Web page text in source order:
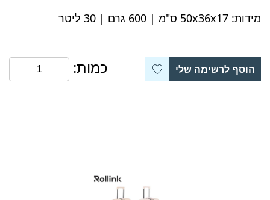
מידות: 50x36x17 ס"מ | 600 גרם | 30 ליטר
הוסף לרשימה שלי כמות: